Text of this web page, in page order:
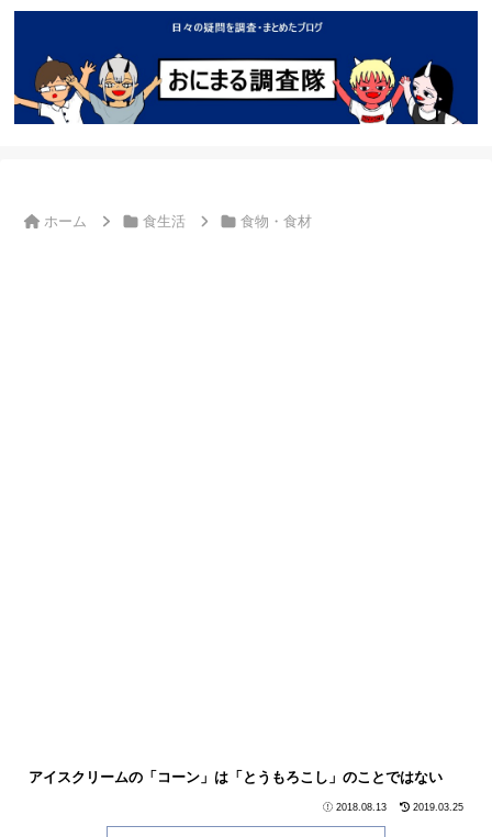
ホーム 食生活 食物・食材
アイスクリームの「コーン」は「とうもろこし」のことではない
2018.08.13 2019.03.25